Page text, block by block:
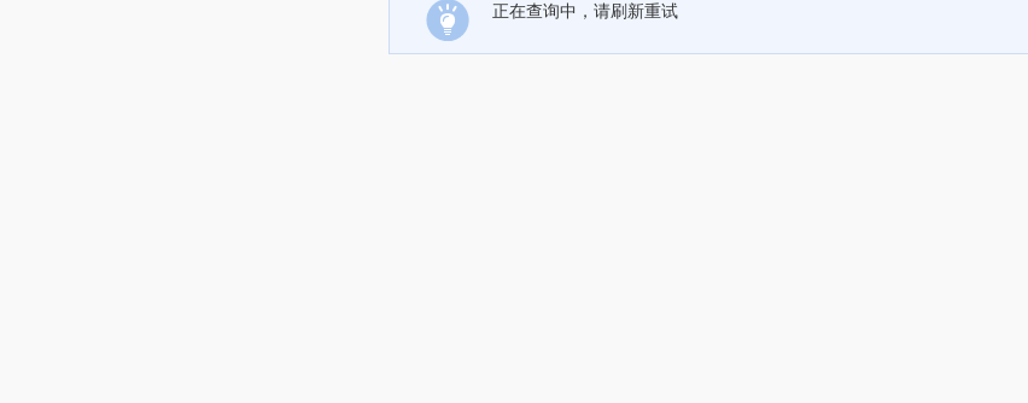
正在查询中，请刷新重试